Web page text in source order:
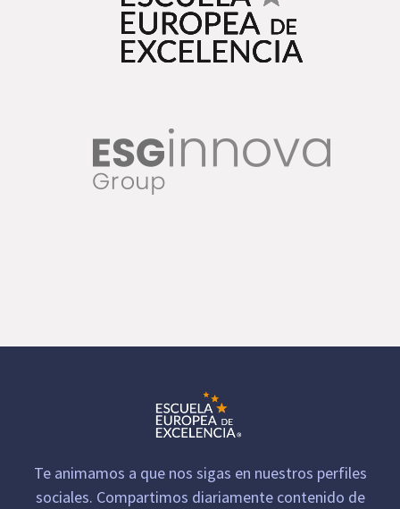
Te animamos a que nos sigas en nuestros perfiles
sociales. Compartimos diariamente contenido de